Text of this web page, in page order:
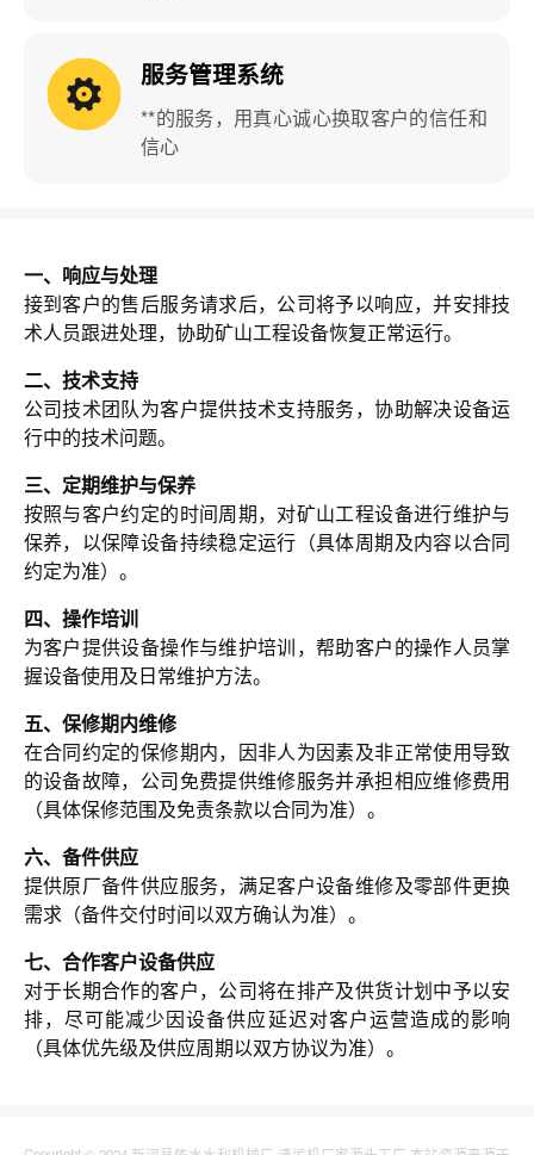
服务管理系统
**的服务，用真心诚心换取客户的信任和
信心
一、响应与处理
接到客户的售后服务请求后，公司将予以响应，并安排技
术人员跟进处理，协助矿山工程设备恢复正常运行。
二、技术支持
公司技术团队为客户提供技术支持服务，协助解决设备运
行中的技术问题。
三、定期维护与保养
按照与客户约定的时间周期，对矿山工程设备进行维护与
保养，以保障设备持续稳定运行（具体周期及内容以合同
约定为准）。
四、操作培训
为客户提供设备操作与维护培训，帮助客户的操作人员掌
握设备使用及日常维护方法。
五、保修期内维修
在合同约定的保修期内，因非人为因素及非正常使用导致
的设备故障，公司免费提供维修服务并承担相应维修费用
（具体保修范围及免责条款以合同为准）。
六、备件供应
提供原厂备件供应服务，满足客户设备维修及零部件更换
需求（备件交付时间以双方确认为准）。
七、合作客户设备供应
对于长期合作的客户，公司将在排产及供货计划中予以安
排，尽可能减少因设备供应延迟对客户运营造成的影响
（具体优先级及供应周期以双方协议为准）。